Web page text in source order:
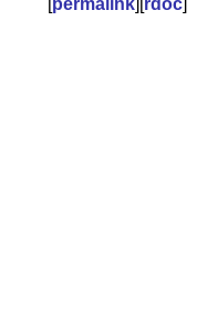
[permalink][rdoc]